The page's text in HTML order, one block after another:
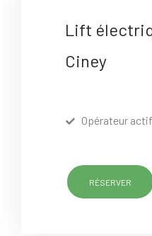
Lift
Ciney
Opérateur
RÉSERVER